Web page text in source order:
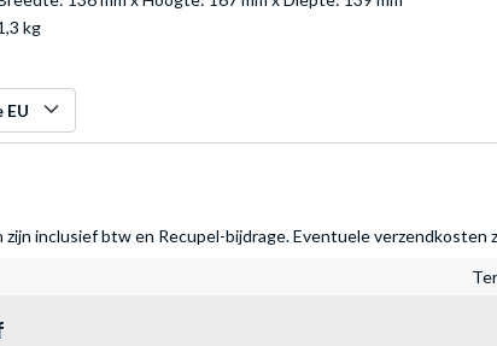
kg
zijn inclusief btw en Recupel-bijdrage. Eventuele verzendkosten